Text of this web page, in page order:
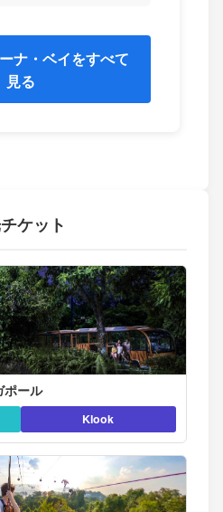
ナ・ベイをすべて
見る
ケット
ポール
Klook